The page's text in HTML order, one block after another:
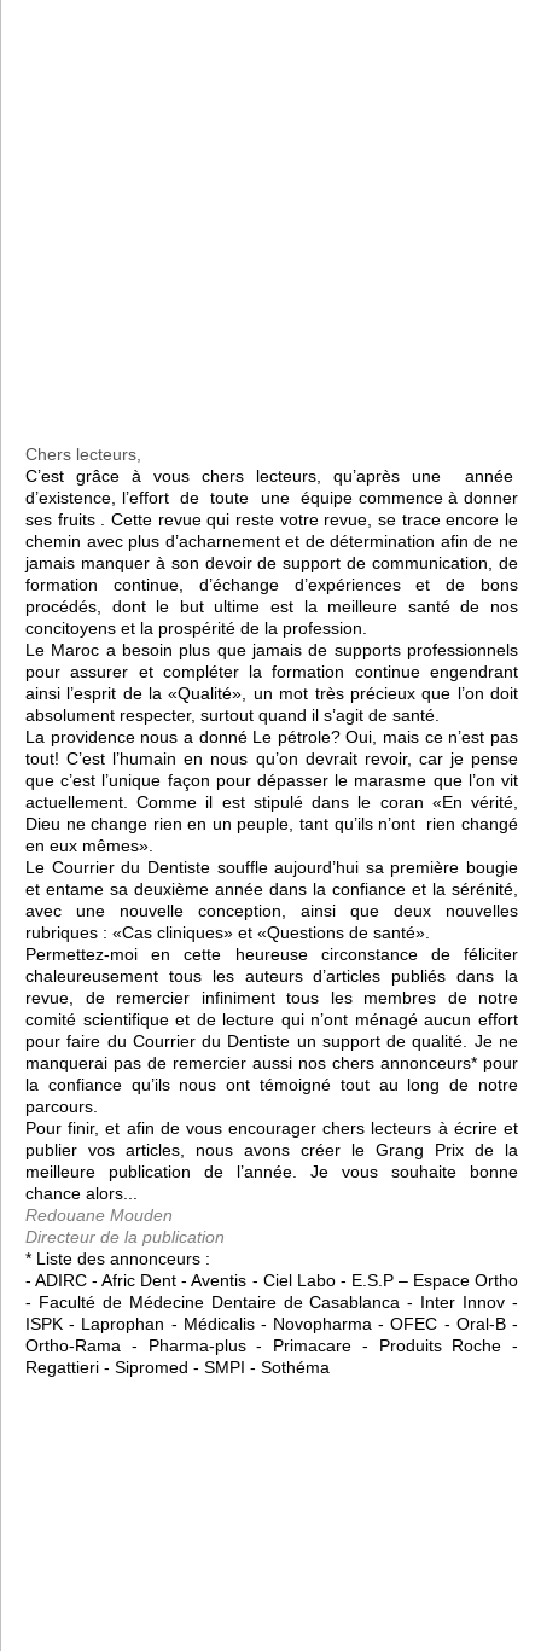
Chers lecteurs,
C’est grâce à vous chers lecteurs, qu’après une année
d’existence, l’effort de toute une équipe commence à donner
ses fruits . Cette revue qui reste votre revue, se trace encore le
chemin avec plus d’acharnement et de détermination afin de ne
jamais manquer à son devoir de support de communication, de
formation continue, d’échange d’expériences et de bons
procédés, dont le but ultime est la meilleure santé de nos
concitoyens et la prospérité de la profession.
Le Maroc a besoin plus que jamais de supports professionnels
pour assurer et compléter la formation continue engendrant
ainsi l’esprit de la «Qualité», un mot très précieux que l’on doit
absolument respecter, surtout quand il s’agit de santé.
La providence nous a donné Le pétrole? Oui, mais ce n’est pas
tout! C’est l’humain en nous qu’on devrait revoir, car je pense
que c’est l’unique façon pour dépasser le marasme que l’on vit
actuellement. Comme il est stipulé dans le coran «En vérité,
Dieu ne change rien en un peuple, tant qu’ils n’ont rien changé
en eux mêmes».
Le Courrier du Dentiste souffle aujourd’hui sa première bougie
et entame sa deuxième année dans la confiance et la sérénité,
avec une nouvelle conception, ainsi que deux nouvelles
rubriques : «Cas cliniques» et «Questions de santé».
Permettez-moi en cette heureuse circonstance de féliciter
chaleureusement tous les auteurs d’articles publiés dans la
revue, de remercier infiniment tous les membres de notre
comité scientifique et de lecture qui n’ont ménagé aucun effort
pour faire du Courrier du Dentiste un support de qualité. Je ne
manquerai pas de remercier aussi nos chers annonceurs* pour
la confiance qu’ils nous ont témoigné tout au long de notre
parcours.
Pour finir, et afin de vous encourager chers lecteurs à écrire et
publier vos articles, nous avons créer le Grang Prix de la
meilleure publication de l’année. Je vous souhaite bonne
chance alors...
Redouane Mouden
Directeur de la publication
* Liste des annonceurs :
- ADIRC - Afric Dent - Aventis - Ciel Labo - E.S.P – Espace Ortho
- Faculté de Médecine Dentaire de Casablanca - Inter Innov -
ISPK - Laprophan - Médicalis - Novopharma - OFEC - Oral-B -
Ortho-Rama - Pharma-plus - Primacare - Produits Roche -
Regattieri - Sipromed - SMPI - Sothéma